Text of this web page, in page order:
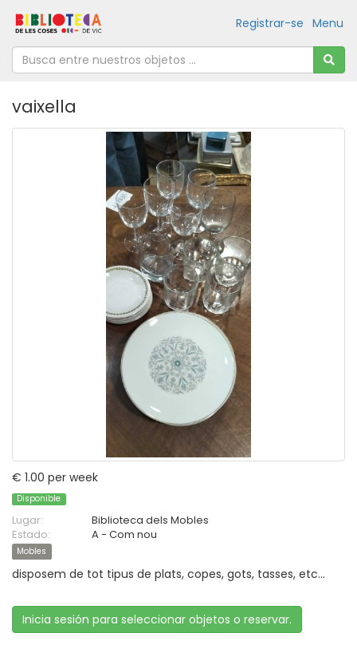
Menu
Registrar-se
vaixella
€ 1.00 per week
Disponible
Lugar:
Biblioteca dels Mobles
Estado:
A - Com nou
Mobles
disposem de tot tipus de plats, copes, gots, tasses, etc...
Inicia sesión para seleccionar objetos o reservar.